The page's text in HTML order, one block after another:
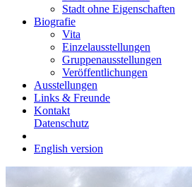
Stadt ohne Eigenschaften
Biografie
Vita
Einzelausstellungen
Gruppenausstellungen
Veröffentlichungen
Ausstellungen
Links & Freunde
Kontakt
Datenschutz
English version